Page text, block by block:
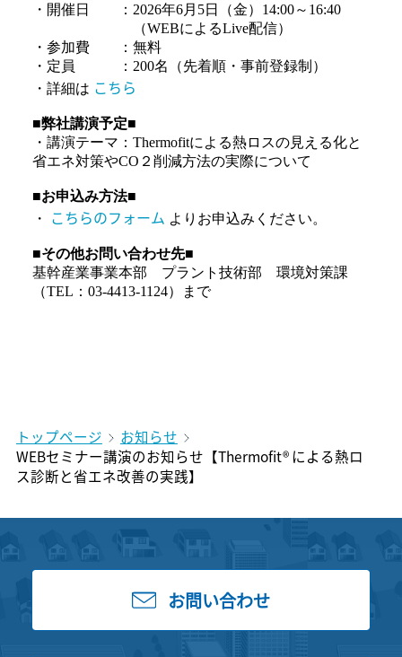
・開催日 ：2026年6月5日（金）14:00～16:40
（WEBによるLive配信）
・参加費 ：無料
・定員 ：200名（先着順・事前登録制）
・詳細は こちら
■弊社講演予定■
・講演テーマ：Thermofitによる熱ロスの見える化と
省エネ対策やCO２削減方法の実際について
■お申込み方法■
・
こちらのフォーム よりお申込みください。
■その他お問い合わせ先■
基幹産業事業本部 プラント技術部 環境対策課
（TEL：03-4413-1124）まで
トップページ
お知らせ
WEBセミナー講演のお知らせ【Thermofit® による熱ロ
ス診断と省エネ改善の実践】
お問い合わせ